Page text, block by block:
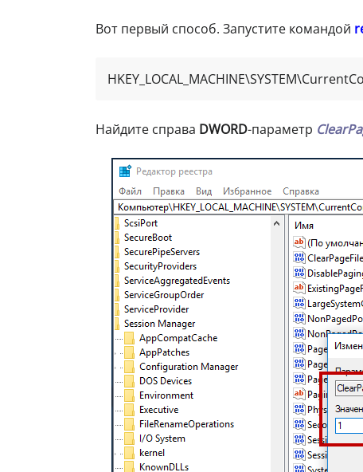
Вот первый способ. Запустите командой
Найдите справа DWORD-параметр